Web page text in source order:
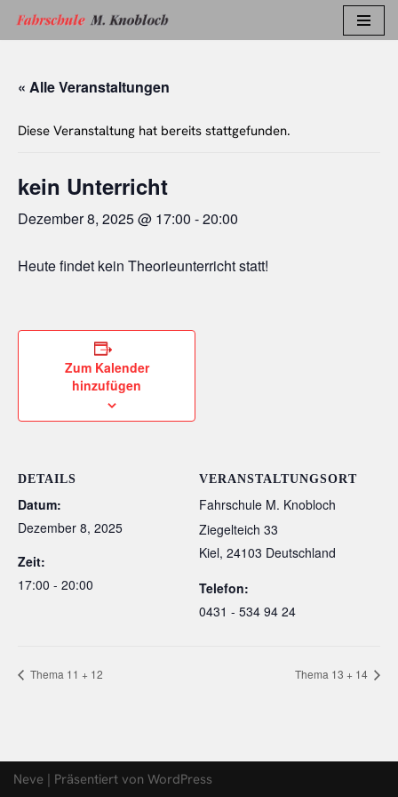
springen
« Alle Veranstaltungen
Diese Veranstaltung hat bereits stattgefunden.
kein Unterricht
Dezember 8, 2025 @ 17:00 -20:00
Heute findet kein Theorieunterricht statt!
Zum Kalender
hinzufügen
DETAILS
Datum:
Dezember 8, 2025
Zeit:
17:00 - 20:00
VERANSTALTUNGSORT
Fahrschule M. Knobloch
Ziegelteich 33
Kiel, 24103 Deutschland
Telefon:
0431 - 534 94 24
Thema 11 + 12 Thema 13 + 14
Neve | Präsentiert von WordPress